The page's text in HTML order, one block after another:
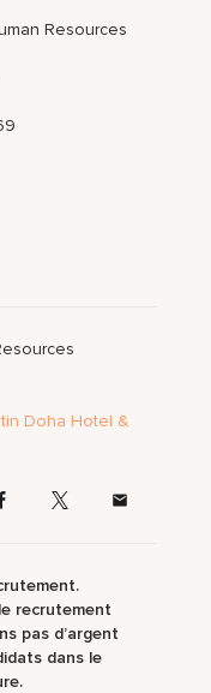
Resources
Doha Hotel &
recrutement
pas d’argent
dans le